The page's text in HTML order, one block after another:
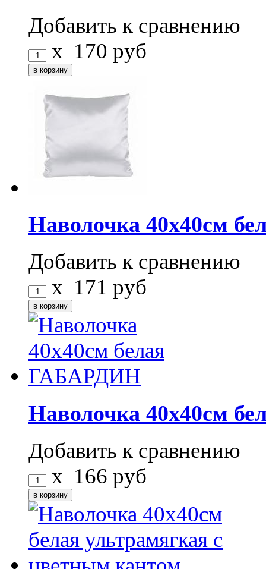
Добавить к сравнению
x 170 руб
Наволочка 40x40см
Добавить к сравнению
x 171 руб
Наволочка 40x40см
Добавить к сравнению
x 166 руб